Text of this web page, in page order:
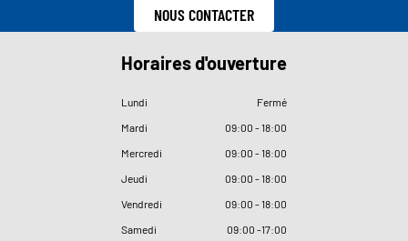
NOUS CONTACTER
Horaires d'ouverture
Lundi
Fermé
Mardi
09:00 - 18:00
Mercredi
09:00 - 18:00
Jeudi
09:00 - 18:00
Vendredi
09:00 - 18:00
Samedi
09:00 -17:00